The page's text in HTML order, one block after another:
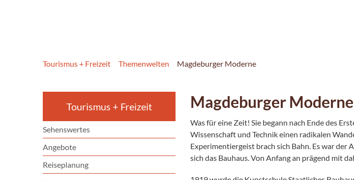
Tourismus + Freizeit Themenwelten Magdeburger Moderne
Tourismus + Freizeit
Sehenswertes
Angebote
Reiseplanung
Magdeburger Moderne
Was für eine Zeit! Sie begann nach Ende des
Wissenschaft und Technik einen radikalen
Experimentiergeist brach sich Bahn. Es war
sich das Bauhaus. Von Anfang an prägend mit